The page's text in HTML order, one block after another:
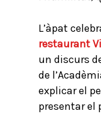
L’àpat
restaurant
un discurs
de
explicar el
presentar el